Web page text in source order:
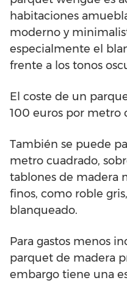
habitaciones
moderno y
especialmente el
frente a los tonos
El coste de un
100 euros por metro
También se puede
metro cuadrado,
tablones de madera
finos, como roble
blanqueado.
Para gastos menos
parquet de madera
embargo tiene una